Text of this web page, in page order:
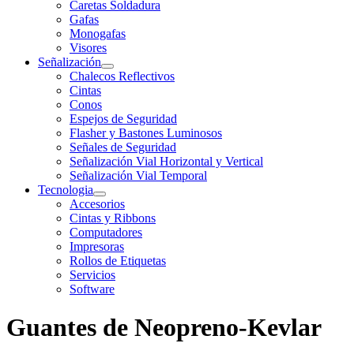
Caretas Soldadura
Gafas
Monogafas
Visores
Señalización
Chalecos Reflectivos
Cintas
Conos
Espejos de Seguridad
Flasher y Bastones Luminosos
Señales de Seguridad
Señalización Vial Horizontal y Vertical
Señalización Vial Temporal
Tecnologia
Accesorios
Cintas y Ribbons
Computadores
Impresoras
Rollos de Etiquetas
Servicios
Software
Guantes de Neopreno-Kevlar